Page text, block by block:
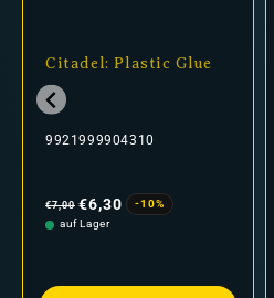
Citadel: Plastic Glue
9921999904310
Preis
€7,00 €6,30
-10%
auf Lager